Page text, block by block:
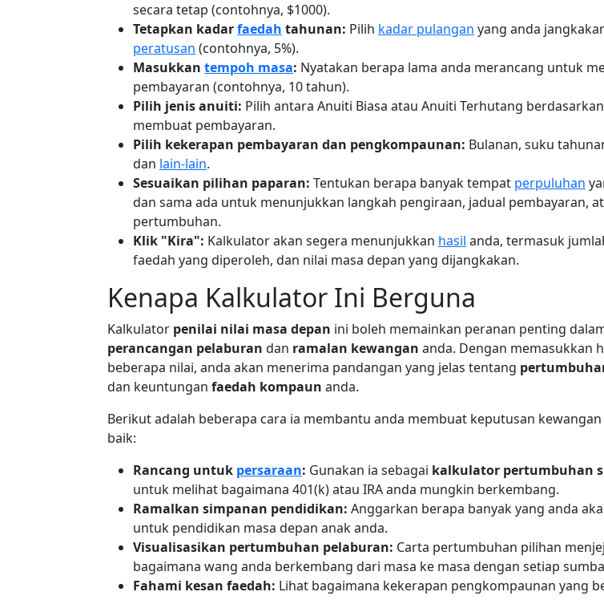
secara tetap (contohnya, $1000).
Tetapkan kadarfaedah tahunan: Pilih kadar pulangan yang anda
peratusan (contohnya, 5%).
Masukkan tempoh masa: Nyatakan berapa lama anda merancang untuk
pembayaran (contohnya, 10 tahun).
Pilih jenis anuiti: Pilih antara Anuiti Biasa atau Anuiti Terhutang
membuat pembayaran.
Pilih kekerapan pembayaran dan pengkompaunan: Bulanan, suku
dan lain-lain.
Sesuaikan pilihan paparan: Tentukan berapa banyak tempat perpuluhan
dan sama ada untuk menunjukkan langkah pengiraan, jadual pembayaran,
pertumbuhan.
Klik "Kira": Kalkulator akan segera menunjukkan hasil anda, termasuk
faedah yang diperoleh, dan nilai masa depan yang dijangkakan.
Kenapa Kalkulator Ini Berguna
Kalkulator penilai nilai masa depan ini boleh memainkan peranan penting
perancangan pelaburan dan ramalan kewangan anda. Dengan memasukkan
beberapa nilai, anda akan menerima pandangan yang jelas tentang
dan keuntungan faedah kompaun anda.
Berikut adalah beberapa cara ia membantu anda membuat keputusan
baik:
Rancang untuk persaraan: Gunakan ia sebagai kalkulator pertumbuhan
untuk melihat bagaimana 401(k) atau IRA anda mungkin berkembang.
Ramalkan simpanan pendidikan: Anggarkan berapa banyak yang anda
untuk pendidikan masa depan anak anda.
Visualisasikan pertumbuhan pelaburan: Carta pertumbuhan pilihan
bagaimana wang anda berkembang dari masa ke masa dengan setiap
Fahami kesan faedah: Lihat bagaimana kekerapan pengkompaunan yang